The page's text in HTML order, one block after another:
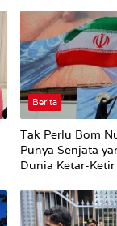
Berita
Tak Perlu Bom
Punya Senjata
Dunia Ketar-Ketir